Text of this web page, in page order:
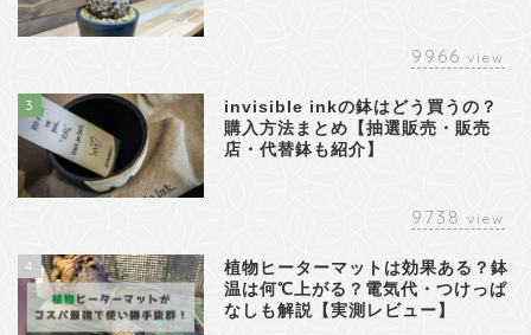
9966 view
3
invisible inkの鉢はどう買うの？
購入方法まとめ【抽選販売・販売
店・代替鉢も紹介】
9738 view
4
植物ヒーターマットは効果ある？鉢
温は何℃上がる？電気代・つけっぱ
なしも解説【実測レビュー】